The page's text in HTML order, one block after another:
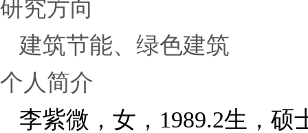
研究方向
建筑节能、绿色建筑
个人简介
李紫微，女， 1989.2生，硕